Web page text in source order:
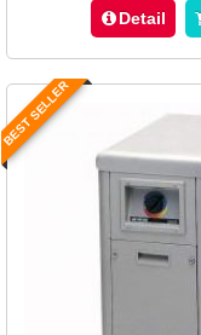
Detail
BEST SELLER